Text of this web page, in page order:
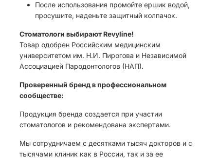
После использования промойте ершик водой,
просушите, наденьте защитный колпачок.
Стоматологи выбирают Revyline!
Товар одобрен Российским медицинским
университетом им. Н.И. Пирогова и Независимой
Ассоциацией Пародонтологов (НАП).
Проверенный бренд в профессиональном
сообществе:
Продукция бренда создается при участии
стоматологов и рекомендована экспертами.
Мы сотрудничаем с десятками тысяч докторов и с
тысячами клиник как в России, так и за ее